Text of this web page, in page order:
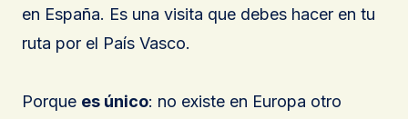
en España. Es una visita que debes hacer en tu
ruta por el País Vasco.
Porque es único: no existe en Europa otro